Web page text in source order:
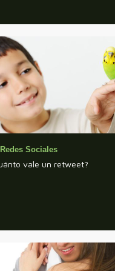
Redes Sociales
vale un retweet?